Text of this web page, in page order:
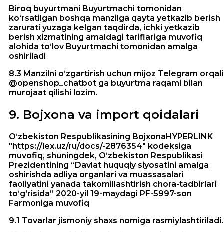
Biroq buyurtmani Buyurtmachi tomonidan
ko‘rsatilgan boshqa manzilga qayta yetkazib berish
zarurati yuzaga kelgan taqdirda, ichki yetkazib
berish xizmatining amaldagi tariflariga muvofiq
alohida to‘lov Buyurtmachi tomonidan amalga
oshiriladi
8.3 Manzilni o‘zgartirish uchun mijoz Telegram orqali
@openshop_chatbot ga buyurtma raqami bilan
murojaat qilishi lozim.
9. Bojxona va import qoidalari
Oʻzbekiston Respublikasining BojxonaHYPERLINK
"https://lex.uz/ru/docs/-2876354" kodeksiga
muvofiq, shuningdek, Oʻzbekiston Respublikasi
Prezidentining “Davlat huquqiy siyosatini amalga
oshirishda adliya organlari va muassasalari
faoliyatini yanada takomillashtirish chora-tadbirlari
toʻgʻrisida” 2020-yil 19-maydagi PF-5997-son
Farmoniga muvofiq
9.1 Tovarlar jismoniy shaxs nomiga rasmiylashtiriladi.